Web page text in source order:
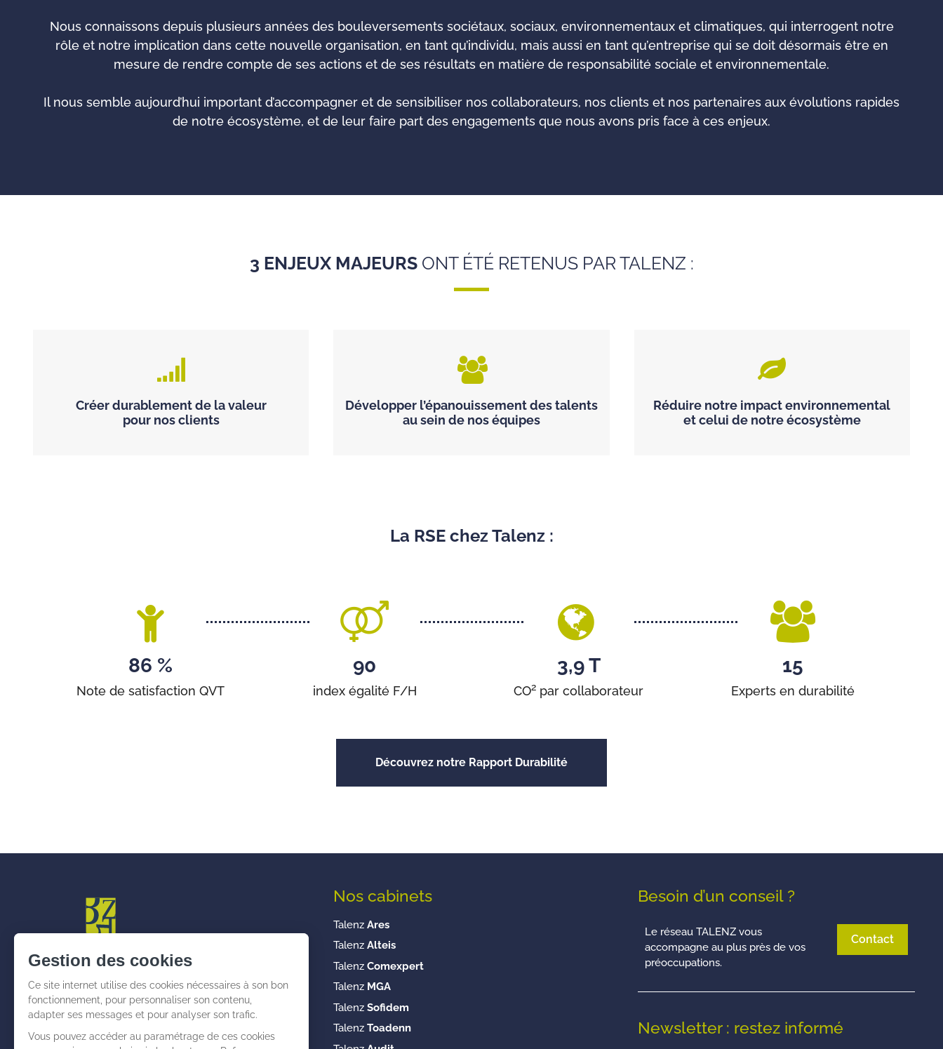
Nous connaissons depuis plusieurs années des bouleversements sociétaux, sociaux, environnementaux et climatiques, qui interrogent notre
rôle et notre implication dans cette nouvelle organisation, en tant qu’individu, mais aussi en tant qu’entreprise qui se doit désormais être en
mesure de rendre compte de ses actions et de ses résultats en matière de responsabilité sociale et environnementale.
Il nous semble aujourd’hui important d’accompagner et de sensibiliser nos collaborateurs, nos clients et nos partenaires aux évolutions rapides
de notre écosystème, et de leur faire part des engagements que nous avons pris face à ces enjeux.
3 ENJEUX MAJEURSONT ÉTÉ RETENUS PAR TALENZ :
Créer durablement de la valeur
pour nos clients
Développer l’épanouissement des talents
au sein de nos équipes
Réduire notre impact environnemental
et celui de notre écosystème
La RSE chez Talenz :
86 %
Note de satisfaction QVT
90
index égalité F/H
3,9 T
CO2 par collaborateur
15
Experts en durabilité
Découvrez notre Rapport Durabilité
Nos cabinets
Talenz Ares
Talenz Alteis
Talenz Comexpert
Talenz MGA
Talenz Sofidem
Talenz Toadenn
Besoin d’un conseil ?
Le réseau TALENZ vous
accompagne au plus près de vos
préoccupations.
Contact
Newsletter : restez informé